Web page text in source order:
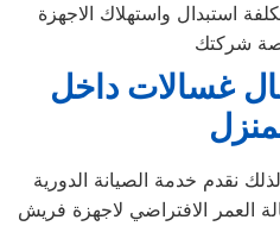
استبدال واستهلاك الاجهزة
شركتك
غسالات داخل
نقدم خدمة الصيانة الدورية
العمر الافتراضي لاجهزة فريش